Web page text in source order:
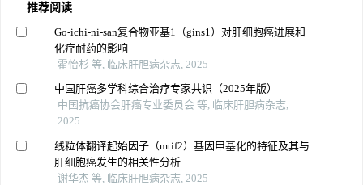
推荐阅读
Go-ichi-ni-san复合物亚基1（gins1）对肝细胞癌进展和
化疗耐药的影响
霍怡杉 等, 临床肝胆病杂志, 2025
中国肝癌多学科综合治疗专家共识（2025年版）
中国抗癌协会肝癌专业委员会 等, 临床肝胆病杂志,
2025
线粒体翻译起始因子（mtif2）基因甲基化的特征及其与
肝细胞癌发生的相关性分析
谢华杰 等, 临床肝胆病杂志, 2025